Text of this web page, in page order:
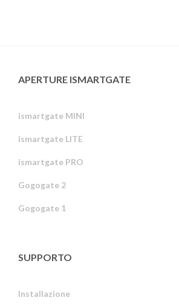
APERTURE ISMARTGATE
ismartgate MINI
ismartgate LITE
ismartgate PRO
Gogogate 2
Gogogate 1
SUPPORTO
Installazione